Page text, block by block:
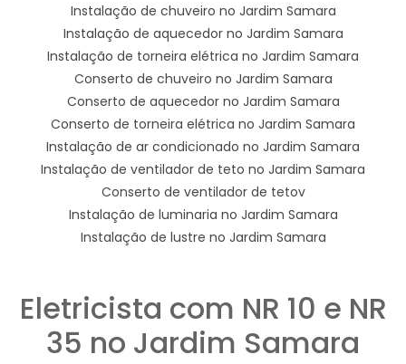
Instalação de chuveiro no Jardim Samara
Instalação de aquecedor no Jardim Samara
Instalação de torneira elétrica no Jardim Samara
Conserto de chuveiro no Jardim Samara
Conserto de aquecedor no Jardim Samara
Conserto de torneira elétrica no Jardim Samara
Instalação de ar condicionado no Jardim Samara
Instalação de ventilador de teto no Jardim Samara
Conserto de ventilador de tetov
Instalação de luminaria no Jardim Samara
Instalação de lustre no Jardim Samara
Eletricista com NR 10 e NR
35 no Jardim Samara